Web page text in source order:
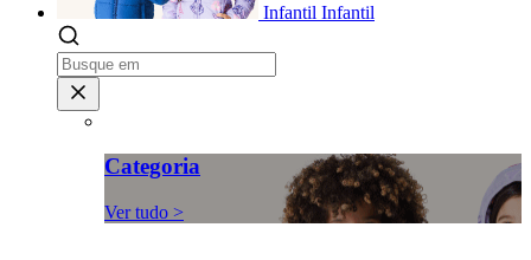
Infantil Infantil
Categoria
Ver tudo >